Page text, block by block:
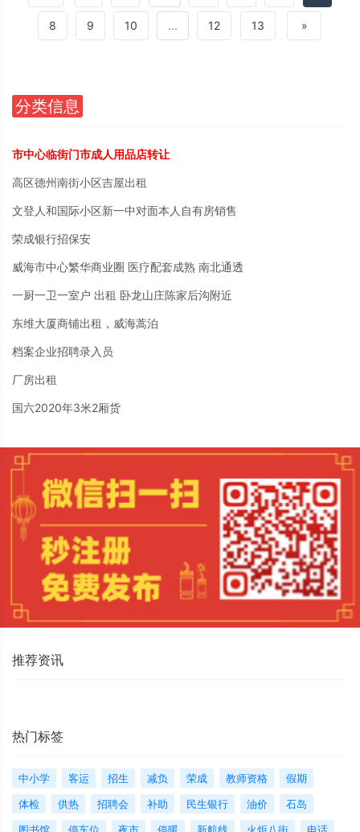
8 9 10 ... 12 13 »
分类信息
市中心临街门市成人用品店转让
高区德州南街小区吉屋出租
文登人和国际小区新一中对面本人自有房销售
荣成银行招保安
威海市中心繁华商业圈 医疗配套成熟 南北通透
一厨一卫一室户 出租 卧龙山庄陈家后沟附近
东维大厦商铺出租，威海蒿泊
档案企业招聘录入员
厂房出租
国六2020年3米2厢货
推荐资讯
热门标签
中小学 客运 招生 减负 荣成 教师资格
假期
体检
供热 招聘会 补助 民生银行 油价
石岛